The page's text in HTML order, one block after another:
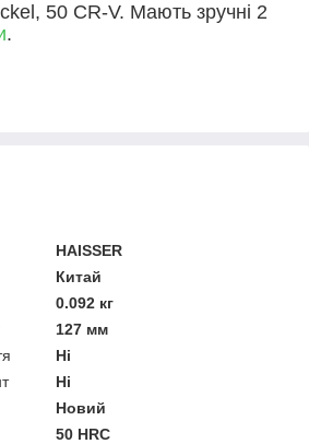
50 CR-V. Мають зручні 2
.
HAISSER
Китай
0.092 кг
127 мм
Ні
Ні
Новий
50 HRC